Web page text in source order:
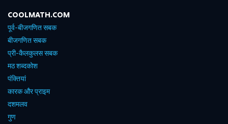
COOLMATH.COM
पूर्व-बीजगणित सबक
बीजगणित सबक
प्री-कैलकुलस सबक
मठ शब्दकोश
पंक्तियां
कारक और प्राइम
दशमलव
गुण